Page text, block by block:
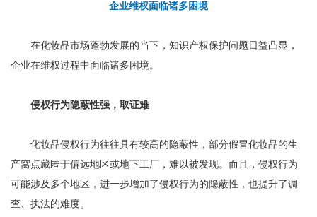
企业维权面临诸多困境
在化妆品市场蓬勃发展的当下，知识产权保护问题日益凸显，
企业在维权过程中面临诸多困境。
侵权行为隐蔽性强，取证难
化妆品侵权行为往往具有较高的隐蔽性，部分假冒化妆品的生
产窝点藏匿于偏远地区或地下工厂，难以被发现。而且，侵权行为
可能涉及多个地区，进一步增加了侵权行为的隐蔽性，也提升了调
查、执法的难度。